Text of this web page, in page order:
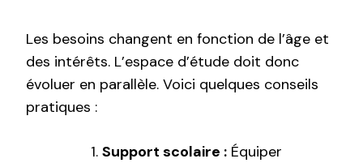
Les besoins changent en fonction de l’âge et
des intérêts. L’espace d’étude doit donc
évoluer en parallèle. Voici quelques conseils
pratiques :
Support scolaire : Équiper